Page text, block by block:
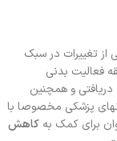
از تغییرات در سبک
غذایی سالم و داشتن حداقل ۱۵۰ دقیقه فعالیت بدنی
و همچنین
پزشکی مخصوصا با
برای کمک به کاهش